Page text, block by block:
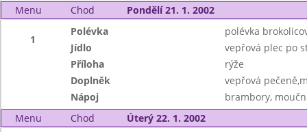
Menu Chod Pondělí 21. 1. 2002
1
Polévka
polévka
Jídlo
vepřová plec po
Příloha
rýže
Doplněk
vepřová
Nápoj
brambory,
Menu
Chod Úterý 22. 1. 2002